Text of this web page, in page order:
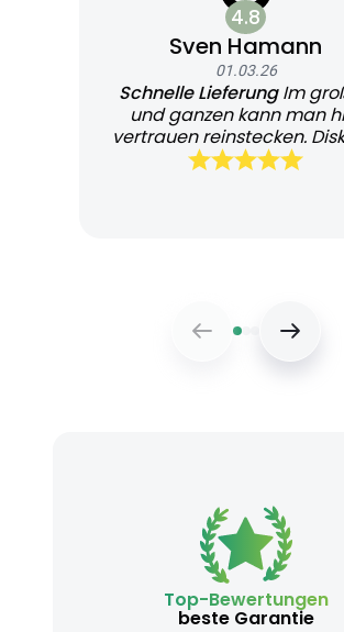
4.8
Sven Hamann
01.03.26
Schnelle LieferungIm
und ganzen kann man
vertrauen reinstecken.
und schnelle Lieferung
Top-Bewertungen
beste Garantie